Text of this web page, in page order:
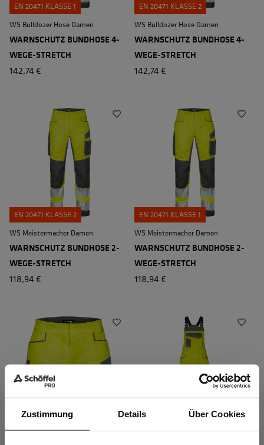
Zustimmung Details Über Cookies
EN 20471 KLASSE 1
WS Bulldozer Hose Damen
WARNSCHUTZ BUNDHOSE 4-
WEGE-STRETCH
142,74 €
EN 20471 KLASSE 2
WS Bulldozer Hose Damen
WARNSCHUTZ BUNDHOSE 4-
WEGE-STRETCH
142,74 €
EN 20471 KLASSE 2
WS Meistermacher Damen
WARNSCHUTZ BUNDHOSE 2-
WEGE-STRETCH
118,94 €
EN 20471 KLASSE 1
WS Meistermacher Damen
WARNSCHUTZ BUNDHOSE 2-
WEGE-STRETCH
118,94 €